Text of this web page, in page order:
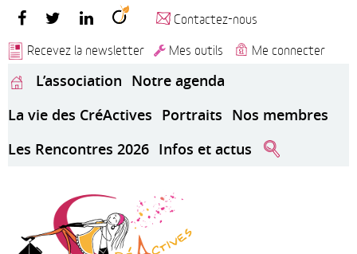
Contactez-nous
Recevez la newsletter
Mes outils Me connecter
L’association Notre agenda
La vie des CréActives Portraits Nos membres
Les Rencontres 2026 Infos et actus